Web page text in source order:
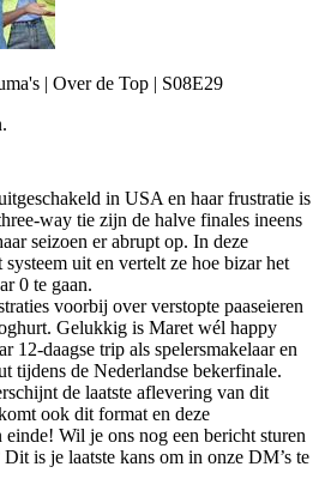
| Over de Top | S08E29
in USA en haar frustratie is
way tie zijn de halve finales ineens
seizoen er abrupt op. In deze
uit en vertelt ze hoe bizar het
0 te gaan.
voorbij over verstopte paaseieren
Gelukkig is Maret wél happy
12-daagse trip als spelersmakelaar en
tijdens de Nederlandse bekerfinale.
de laatste aflevering van dit
ook dit format en deze
einde! Wil je ons nog een bericht sturen
is je laatste kans om in onze DM’s te